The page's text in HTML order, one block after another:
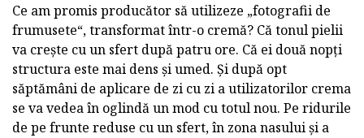
Ce am promis producător să utilizeze „fotografii de
frumusete“, transformat într-o cremă? Că tonul pielii
va crește cu un sfert după patru ore. Că ei două nopți
structura este mai dens și umed. Și după opt
săptămâni de aplicare de zi cu zi a utilizatorilor crema
se va vedea în oglindă un mod cu totul nou. Pe ridurile
de pe frunte reduse cu un sfert, în zona nasului și a